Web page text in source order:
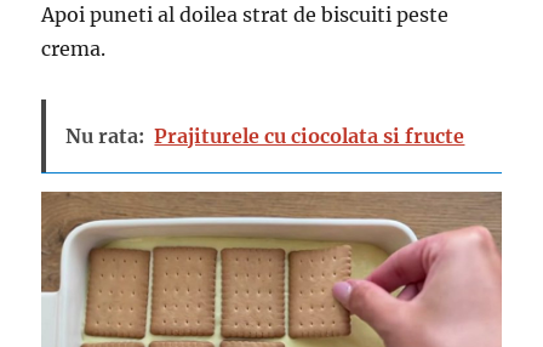
Apoi puneti al doilea strat de biscuiti peste
crema.
Nu rata: Prajiturele cu ciocolata si fructe